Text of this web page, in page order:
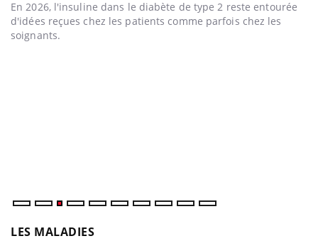
En 2026, l'insuline dans le diabète de type 2 reste entourée
d'idées reçues chez les patients comme parfois chez les
soignants.
LES MALADIES